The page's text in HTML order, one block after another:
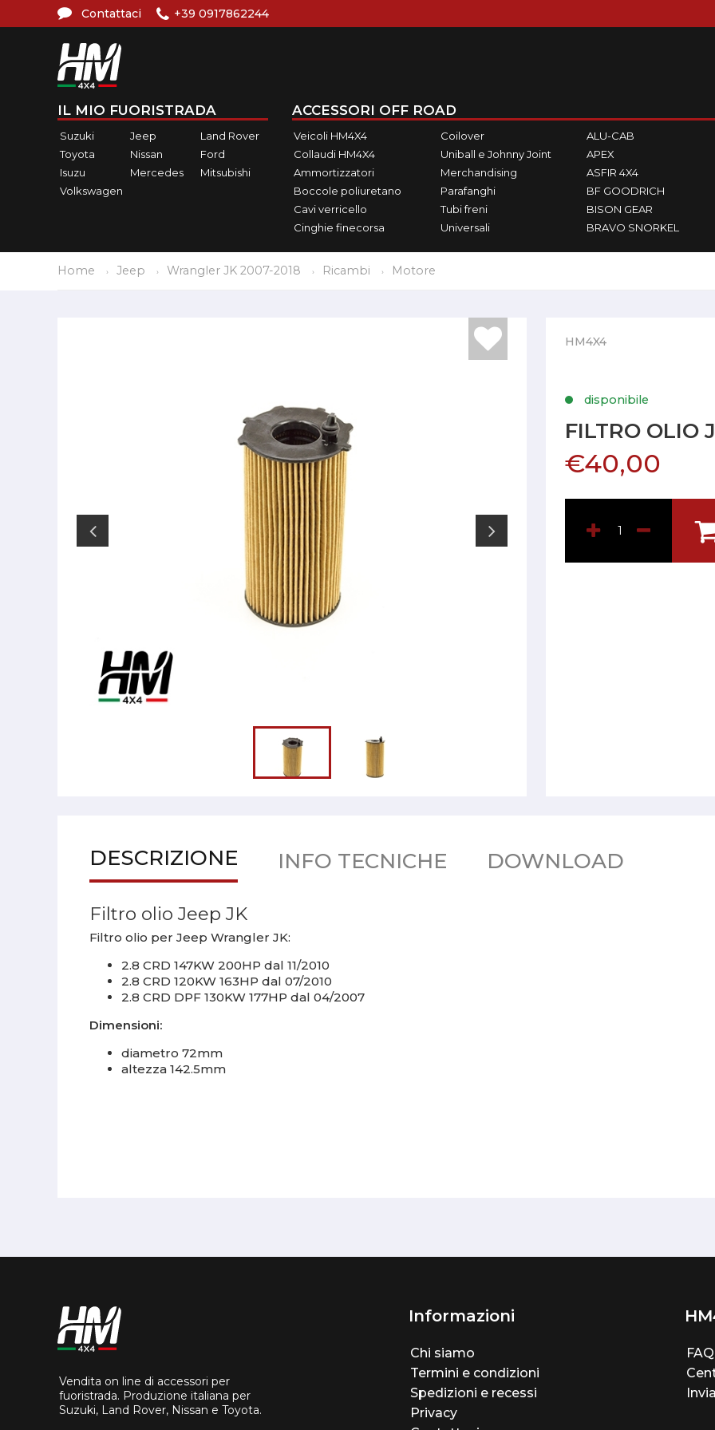
Contattaci +39 0917862244
IL MIO FUORISTRADA
Suzuki Jeep
Land Rover
Toyota
Nissan
Ford
Isuzu
Mercedes
Mitsubishi
Volkswagen
ACCESSORI OFF ROAD
Veicoli HM4X4
Collaudi HM4X4
Ammortizzatori
Boccole poliuretano
Cavi verricello
Cinghie finecorsa
Coilover
Uniball e Johnny Joint
Merchandising
Parafanghi
Tubi freni
Universali
ALU-CAB
APEX
ASFIR 4X4
BF GOODRICH
BISON GEAR
BRAVO SNORKEL
Home Jeep Wrangler JK 2007-2018 Ricambi Motore
HM4X4
disponibile
FILTRO OLIO
€40,00
DESCRIZIONE INFO TECNICHE DOWNLOAD
Filtro olio Jeep JK
Filtro olio per Jeep Wrangler JK:
2.8 CRD 147KW 200HP dal 11/2010
2.8 CRD 120KW 163HP dal 07/2010
2.8 CRD DPF 130KW 177HP dal 04/2007
Dimensioni:
diametro 72mm
altezza 142.5mm
Vendita on line di accessori per
fuoristrada. Produzione italiana per
Suzuki, Land Rover, Nissan e Toyota.
Informazioni
Chi siamo
Termini e condizioni
Spedizioni e recessi
Privacy
FAQ